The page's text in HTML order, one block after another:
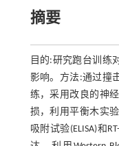
摘要
目的:研究跑台训练
影响。方法:通过撞
练，采用改良的神
损，利用平衡木实
吸附试验(ELISA)和